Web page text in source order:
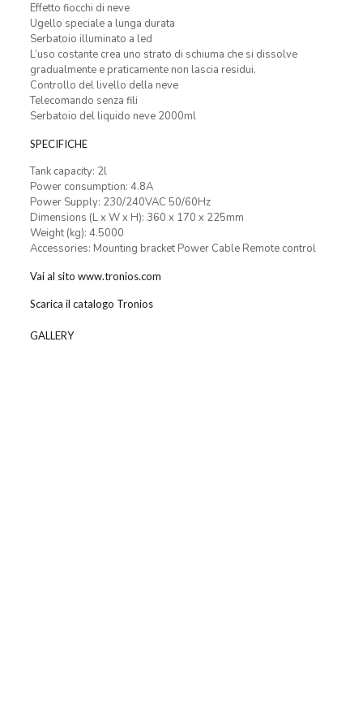
Effetto fiocchi di neve
Ugello speciale a lunga durata
Serbatoio illuminato a led
L’uso costante crea uno strato di schiuma che si dissolve
gradualmente e praticamente non lascia residui.
Controllo del livello della neve
Telecomando senza fili
Serbatoio del liquido neve 2000ml
SPECIFICHE
Tank capacity: 2l
Power consumption: 4.8A
Power Supply: 230/240VAC 50/60Hz
Dimensions (L x W x H): 360 x 170 x 225mm
Weight (kg): 4.5000
Accessories: Mounting bracket Power Cable Remote control
Vai al sito www.tronios.com
Scarica il catalogo Tronios
GALLERY